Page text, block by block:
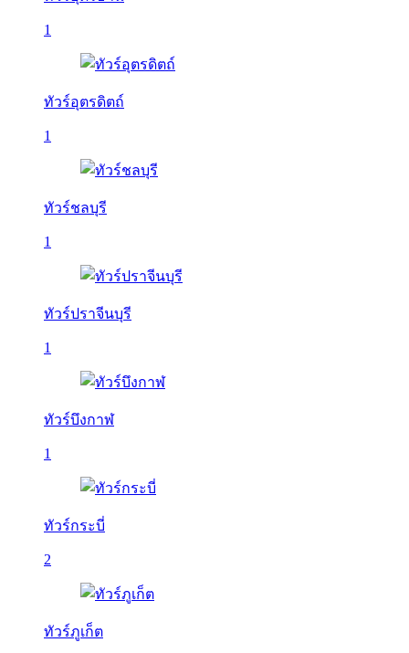
1
ทัวร์อุตรดิตถ์
1
ทัวร์ชลบุรี
1
ทัวร์ปราจีนบุรี
1
ทัวร์บึงกาฬ
1
ทัวร์กระบี่
2
ทัวร์ภูเก็ต